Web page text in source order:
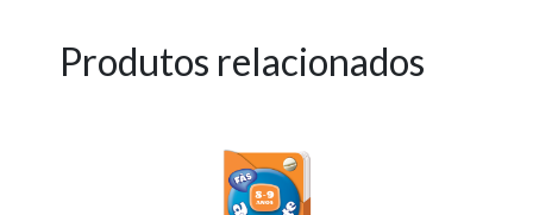
Produtos relacionados